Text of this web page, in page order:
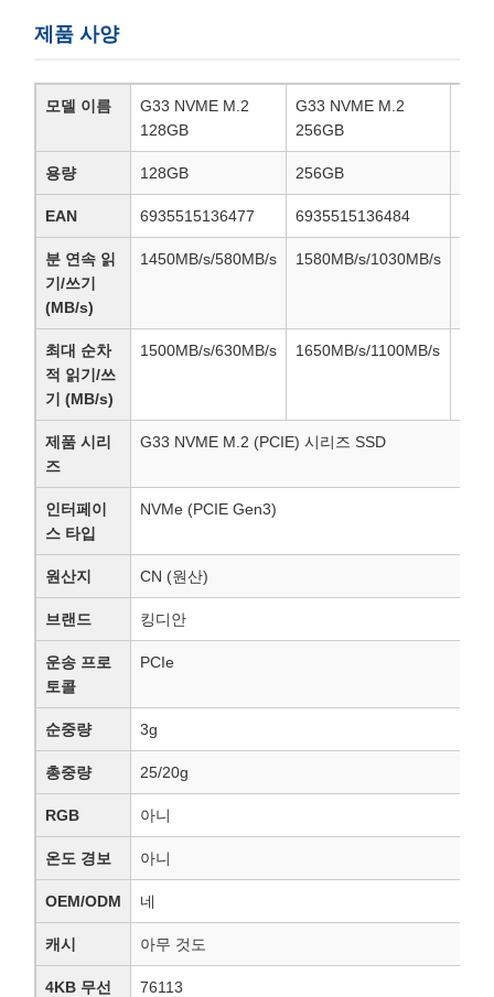
제품 사양
모델 이름
G33 NVME M.2
128GB
G33 NVME M.2
256GB
용량 128GB 256GB
EAN 6935515136477 6935515136484
분 연속 읽
기/쓰기
(MB/s)
1450MB/s/580MB/s 1580MB/s/1030MB/s
최대 순차
적 읽기/쓰
기 (MB/s)
1500MB/s/630MB/s 1650MB/s/1100MB/s
제품 시리
즈
G33 NVME M.2 (PCIE) 시리즈 SSD
인터페이
스 타입
NVMe (PCIE Gen3)
원산지 CN (원산)
브랜드 킹디안
운송 프로
토콜
PCIe
순중량 3g
총중량 25/20g
RGB 아니
온도 경보 아니
OEM/ODM 네
캐시 아무 것도
4KB 무선 76113